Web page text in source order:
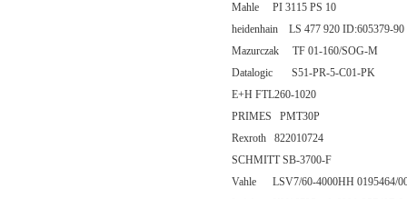
Mahle PI 3115 PS 10
heidenhain LS 477 920 ID:605379-90
Mazurczak TF 01-160/SOG-M
Datalogic S51-PR-5-C01-PK
E+H FTL260-1020
PRIMES PMT30P
Rexroth 822010724
SCHMITT SB-3700-F
Vahle LSV7/60-4000HH 0195464/